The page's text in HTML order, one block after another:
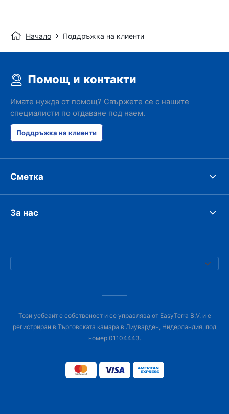
Начало Поддръжка на клиенти
Помощ и контакти
Имате нужда от помощ? Свържете се с нашите
специалисти по отдаване под наем.
Поддръжка на клиенти
Сметка
За нас
Този уебсайт е собственост и се управлява от EasyTerra B.V. и е
регистриран в Търговската камара в Лиуварден, Нидерландия, под
номер 01104443.